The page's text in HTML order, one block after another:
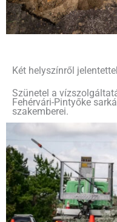
Két helyszínről
Szünetel a
Fehérvári-Pintyőke
szakemberei.